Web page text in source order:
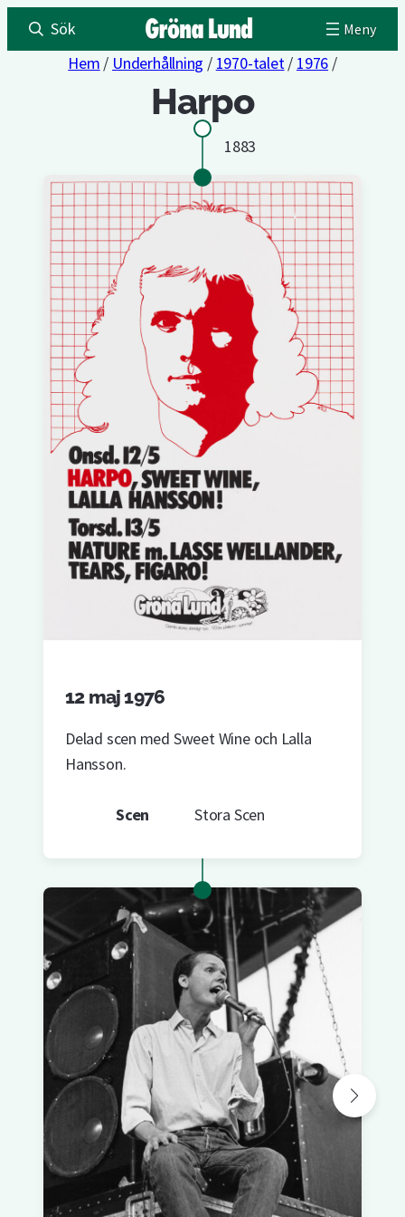
Sök
Hem / Underhållning / 1970-talet/ 1976 /
Harpo
1883
12 maj 1976
Delad scen med Sweet Wine och Lalla
Hansson.
Scen Stora Scen